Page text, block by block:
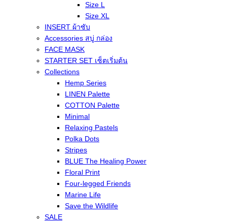
Size L
Size XL
INSERT ผ้าซับ
Accessories สบู่ กล่อง
FACE MASK
STARTER SET เซ็ตเริ่มต้น
Collections
Hemp Series
LINEN Palette
COTTON Palette
Minimal
Relaxing Pastels
Polka Dots
Stripes
BLUE The Healing Power
Floral Print
Four-legged Friends
Marine Life
Save the Wildlife
SALE